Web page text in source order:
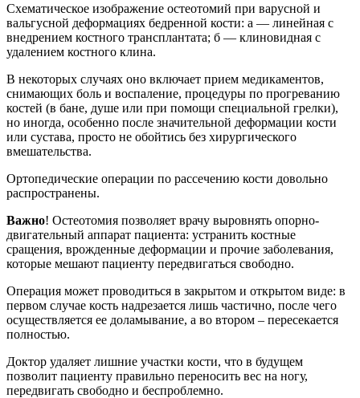
Схематическое изображение остеотомий при варусной и
вальгусной деформациях бедренной кости: а — линейная с
внедрением костного трансплантата; б — клиновидная с
удалением костного клина.
В некоторых случаях оно включает прием медикаментов,
снимающих боль и воспаление, процедуры по прогреванию
костей (в бане, душе или при помощи специальной грелки),
но иногда, особенно после значительной деформации кости
или сустава, просто не обойтись без хирургического
вмешательства.
Ортопедические операции по рассечению кости довольно
распространены.
Важно! Остеотомия позволяет врачу выровнять опорно-
двигательный аппарат пациента: устранить костные
сращения, врожденные деформации и прочие заболевания,
которые мешают пациенту передвигаться свободно.
Операция может проводиться в закрытом и открытом виде: в
первом случае кость надрезается лишь частично, после чего
осуществляется ее доламывание, а во втором – пересекается
полностью.
Доктор удаляет лишние участки кости, что в будущем
позволит пациенту правильно переносить вес на ногу,
передвигать свободно и беспроблемно.